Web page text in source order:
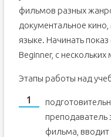
фильмов разных
документальное
языке. Начинать
Beginner, с нескольких
Этапы работы над
преподаватель
фильма, вводит